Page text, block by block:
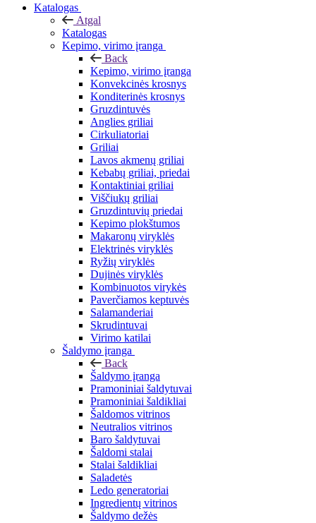
Katalogas
Atgal
Katalogas
Kepimo, virimo įranga
Back
Kepimo, virimo įranga
Konvekcinės krosnys
Konditerinės krosnys
Gruzdintuvės
Anglies griliai
Cirkuliatoriai
Griliai
Lavos akmenų griliai
Kebabų griliai, priedai
Kontaktiniai griliai
Viščiukų griliai
Gruzdintuvių priedai
Kepimo plokštumos
Makaronų viryklės
Elektrinės viryklės
Ryžių viryklės
Dujinės viryklės
Kombinuotos virykės
Paverčiamos keptuvės
Salamanderiai
Skrudintuvai
Virimo katilai
Šaldymo įranga
Back
Šaldymo įranga
Pramoniniai šaldytuvai
Pramoniniai šaldikliai
Šaldomos vitrinos
Neutralios vitrinos
Baro šaldytuvai
Šaldomi stalai
Stalai šaldikliai
Saladetės
Ledo generatoriai
Ingredientų vitrinos
Šaldymo dežės